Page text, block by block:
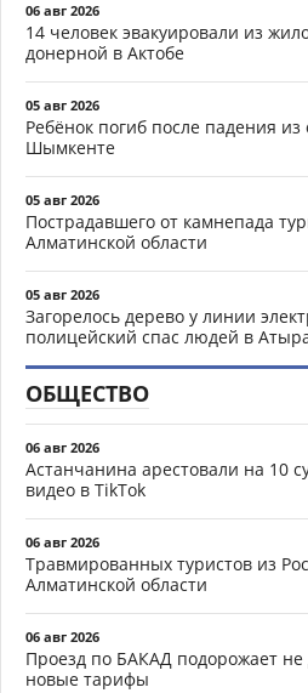
06 авг 2026
14 человек эвакуировали из
донерной в Актобе
05 авг 2026
Ребёнок погиб после падения из
Шымкенте
05 авг 2026
Пострадавшего от камнепада
Алматинской области
05 авг 2026
Загорелось дерево у линии
полицейский спас людей в
ОБЩЕСТВО
06 авг 2026
Астанчанина арестовали на 10
видео в TikTok
06 авг 2026
Травмированных туристов из
Алматинской области
06 авг 2026
Проезд по БАКАД подорожает не
новые тарифы